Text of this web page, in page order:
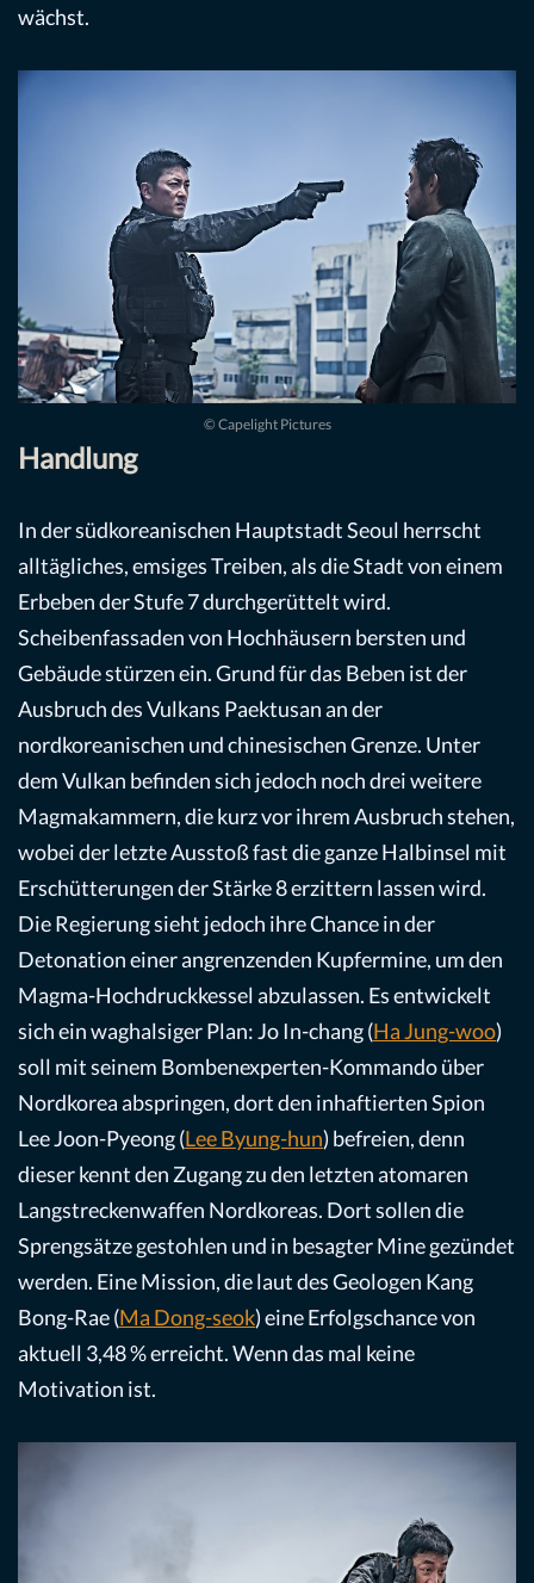
wächst.
© Capelight Pictures
Handlung
In der südkoreanischen Hauptstadt Seoul herrscht
alltägliches, emsiges Treiben, als die Stadt von einem
Erbeben der Stufe 7 durchgerüttelt wird.
Scheibenfassaden von Hochhäusern bersten und
Gebäude stürzen ein. Grund für das Beben ist der
Ausbruch des Vulkans Paektusan an der
nordkoreanischen und chinesischen Grenze. Unter
dem Vulkan befinden sich jedoch noch drei weitere
Magmakammern, die kurz vor ihrem Ausbruch stehen,
wobei der letzte Ausstoß fast die ganze Halbinsel mit
Erschütterungen der Stärke 8 erzittern lassen wird.
Die Regierung sieht jedoch ihre Chance in der
Detonation einer angrenzenden Kupfermine, um den
Magma-Hochdruckkessel abzulassen. Es entwickelt
sich ein waghalsiger Plan: Jo In-chang (Ha Jung-woo)
soll mit seinem Bombenexperten-Kommando über
Nordkorea abspringen, dort den inhaftierten Spion
Lee Joon-Pyeong (Lee Byung-hun) befreien, denn
dieser kennt den Zugang zu den letzten atomaren
Langstreckenwaffen Nordkoreas. Dort sollen die
Sprengsätze gestohlen und in besagter Mine gezündet
werden. Eine Mission, die laut des Geologen Kang
Bong-Rae (Ma Dong-seok) eine Erfolgschance von
aktuell 3,48 % erreicht. Wenn das mal keine
Motivation ist.